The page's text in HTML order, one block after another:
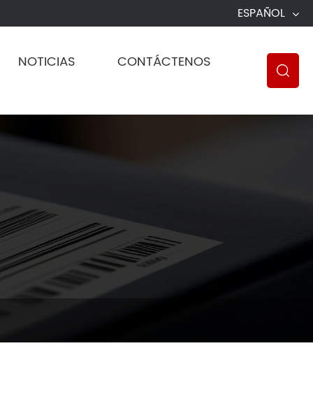
ESPAÑOL
NOTICIAS CONTÁCTENOS 